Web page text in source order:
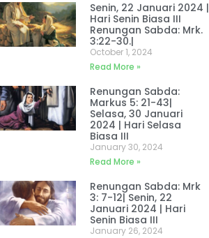
Senin, 22 Januari 2024 |
Hari Senin Biasa III
Renungan Sabda: Mrk.
3:22-30.|
October 1, 2024
Read More »
Renungan Sabda:
Markus 5: 21-43|
Selasa, 30 Januari
2024 | Hari Selasa
Biasa III
January 30, 2024
Read More »
Renungan Sabda: Mrk
3: 7-12| Senin, 22
Januari 2024 | Hari
Senin Biasa III
January 26, 2024